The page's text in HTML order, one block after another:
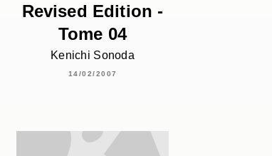
Revised Edition -
Tome 04
Kenichi Sonoda
14/02/2007